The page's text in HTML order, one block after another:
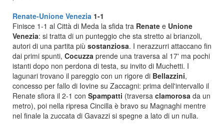
Renate-Unione Venezia 1-1
Finisce 1-1 al Città di Meda la sfida tra Renate e Unione
Venezia: si tratta di un punteggio che sta stretto ai brianzoli,
autori di una partita più sostanziosa. I nerazzurri attaccano fin
dai primi spunti, Cocuzza prende una traversa al 17' ma pochi
istanti dopo non perdona di testa, su invito di Muchetti. I
lagunari trovano il pareggio con un rigore di Bellazzini,
concesso per fallo di Iovine su Zaccagni: prima dell'intervallo il
Renate sfiora il 2-1 con Spampatti (traversa clamorosa da un
metro), poi nella ripresa Cincilla è bravo su Magnaghi mentre
nel finale la zuccata di Gavazzi si spegne a lato di un nulla.